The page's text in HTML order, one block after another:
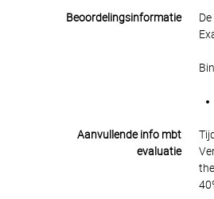
Beoordelingsinformatie
Aanvullende info mbt
evaluatie